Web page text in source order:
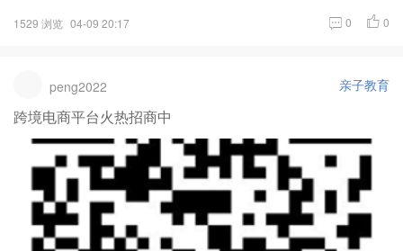
1529 浏览 04-09 20:17 0 0
peng2022 亲子教育
跨境电商平台火热招商中